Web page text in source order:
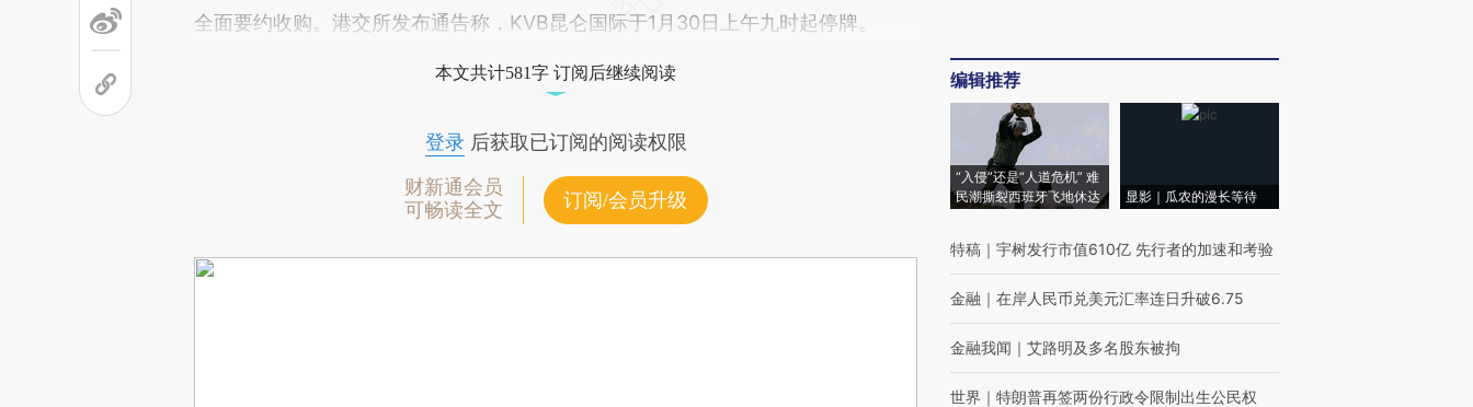
全面要约收购。港交所发布通告称，KVB昆仑国际于1月30日上午九时起停牌。
本文共计581字 订阅后继续阅读
登录后获取已订阅的阅读权限
财新通会员
可畅读全文
订阅/会员升级
编辑推荐
“入侵”还是“人道危机” 难
民潮撕裂西班牙飞地休达
显影｜瓜农的漫长等待
特稿 ｜ 宇树发行市值610亿 先行者的加速和考验
金融 ｜ 在岸人民币兑美元汇率连日升破6.75
金融我闻 ｜ 艾路明及多名股东被拘
世界 ｜ 特朗普再签两份行政令限制出生公民权